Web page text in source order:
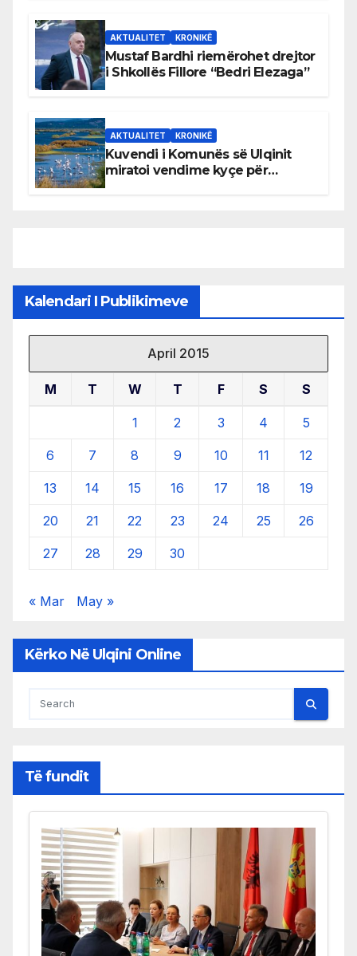
AKTUALITET KRONIKË
Mustaf Bardhi riemërohet drejtor
i Shkollës Fillore “Bedri Elezaga”
AKTUALITET KRONIKË
Kuvendi i Komunës së Ulqinit
miratoi vendime kyçe për
Kalendari I Publikimeve
April 2015
M T W T F S S
1 2 3 4 5
6 7 8 9 10 11 12
13 14 15 16 17 18 19
20 21 22 23 24 25 26
27 28 29 30
« Mar May »
Kërko Në Ulqini Online
Të fundit